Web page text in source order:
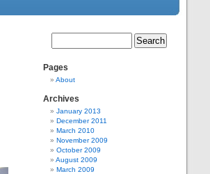
Pages
About
Archives
January 2013
December 2011
March 2010
November 2009
October 2009
August 2009
March 2009